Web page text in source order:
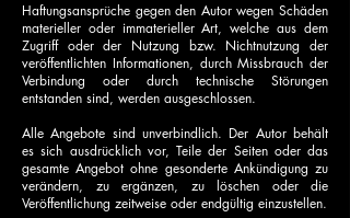
Haftungsansprüche gegen den Autor wegen Schäden
materieller oder immaterieller Art, welche aus dem
Zugriff oder der Nutzung bzw. Nichtnutzung der
veröffentlichten Informationen, durch Missbrauch der
Verbindung oder durch technische Störungen
entstanden sind, werden ausgeschlossen.
Alle Angebote sind unverbindlich. Der Autor behält
es sich ausdrücklich vor, Teile der Seiten oder das
gesamte Angebot ohne gesonderte Ankündigung zu
verändern, zu ergänzen, zu löschen oder die
Veröffentlichung zeitweise oder endgültig einzustellen.